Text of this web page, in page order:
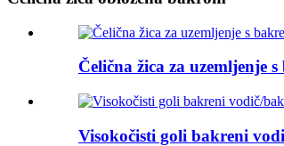
Čelična žica za uzemljenje
Visokočisti goli bakreni